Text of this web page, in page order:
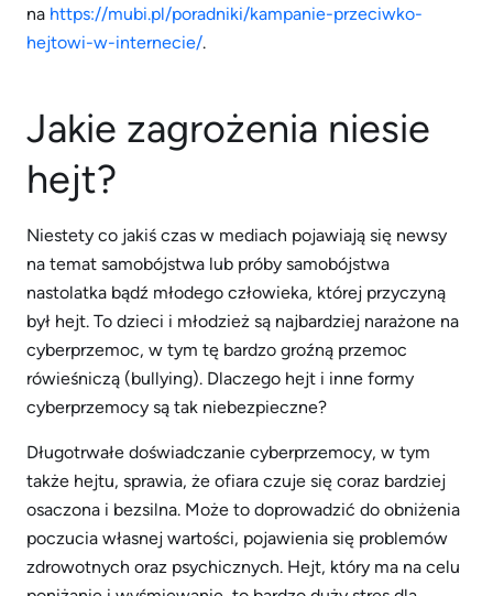
na https://mubi.pl/poradniki/kampanie-przeciwko-
hejtowi-w-internecie/.
Jakie zagrożenia niesie
hejt?
Niestety co jakiś czas w mediach pojawiają się newsy
na temat samobójstwa lub próby samobójstwa
nastolatka bądź młodego człowieka, której przyczyną
był hejt. To dzieci i młodzież są najbardziej narażone na
cyberprzemoc, w tym tę bardzo groźną przemoc
rówieśniczą (bullying). Dlaczego hejt i inne formy
cyberprzemocy są tak niebezpieczne?
Długotrwałe doświadczanie cyberprzemocy, w tym
także hejtu, sprawia, że ofiara czuje się coraz bardziej
osaczona i bezsilna. Może to doprowadzić do obniżenia
poczucia własnej wartości, pojawienia się problemów
zdrowotnych oraz psychicznych. Hejt, który ma na celu